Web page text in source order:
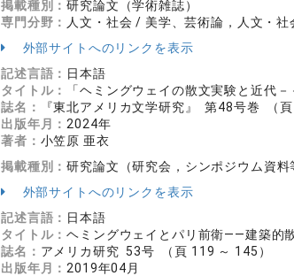
掲載種別：研究論文（学術雑誌）
専門分野： 人文・社会 / 美学、芸術論，人文・
外部サイトへのリンクを表示
記述言語： 日本語
タイトル：
「ヘミングウェイの散文実験と近代
誌名：
『東北アメリカ文学研究』 第48号巻 （頁
出版年月： 2024年
著者： 小笠原 亜衣
掲載種別：研究論文（研究会，シンポジウム資料
外部サイトへのリンクを表示
記述言語： 日本語
タイトル：ヘミングウェイとパリ前衛――建築的
誌名： アメリカ研究 53号 （頁 119 ～ 145）
出版年月： 2019年04月